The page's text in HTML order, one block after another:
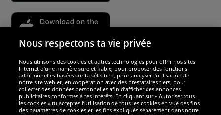
Sécurité
Nous sommes excellents
Nous respectons ta vie privée
Nous utilisons des cookies et autres technologies pour offrir nos sites
Internet d’une manière sure et fiable, pour proposer des fonctions
additionnelles basées sur ta sélection, pour analyser l’utilisation de
notre site web et, en coopération avec des prestataires tiers, pour
collecter des données personnelles afin d’afficher des annonces
publicitaires conformes à tes intérêts. En cliquant sur « Autoriser tous
les cookies » tu acceptes l’utilisation de tous les cookies en vue des fins
des paramètres de cookies et les fins expliqués séparément dans notre